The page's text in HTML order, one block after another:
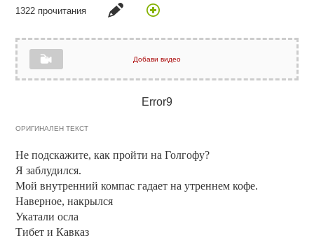
1322 прочитания
Добави видео
Error9
ОРИГИНАЛЕН ТЕКСТ
Не подскажите, как пройти на Голгофу?
Я заблудился.
Мой внутренний компас гадает на утреннем кофе.
Наверное, накрылся
Укатали осла
Тибет и Кавказ